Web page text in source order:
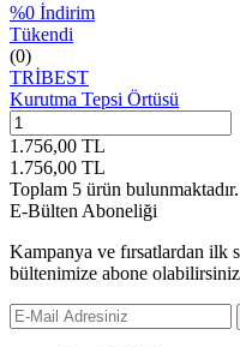
%0 İndirim
Tükendi
(0)
TRİBEST
Kurutma Tepsi Örtüsü
1.756,00 TL
1.756,00 TL
Toplam 5 ürün bulunmaktadır.
E-Bülten Aboneliği
Kampanya ve fırsatlardan ilk
bültenimize abone